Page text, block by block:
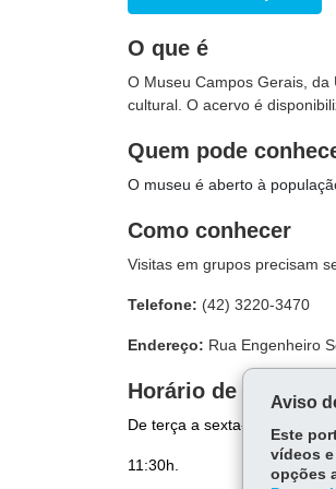
O que é
O Museu Campos Gerais,
cultural. O acervo é
Quem pode
O museu é aberto à
Como conhecer
Visitas em grupos precisam
Telefone: (42) 3220-3470
Endereço: Rua Engenheiro
Horário de visitação
De terça a sexta-feira, das
11:30h.
Aviso
Este
vídeos
opções